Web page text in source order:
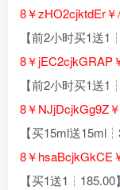
8￥zHO2cjktdEr￥/
【前2小时买1送
8￥jEC2cjkGRAP
【前2小时买1送
8￥NJjDcjkGg9Z
【买15ml送
8￥hsaBcjkGkCE
【买1送